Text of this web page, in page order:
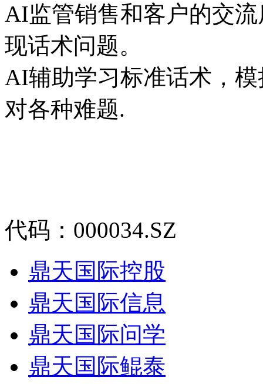
AI监管销售和客户的交流质
现话术问题。
AI辅助学习标准话术，
对各种难题.
代码：000034.SZ
鼎天国际控股
鼎天国际信息
鼎天国际问学
鼎天国际鲲泰